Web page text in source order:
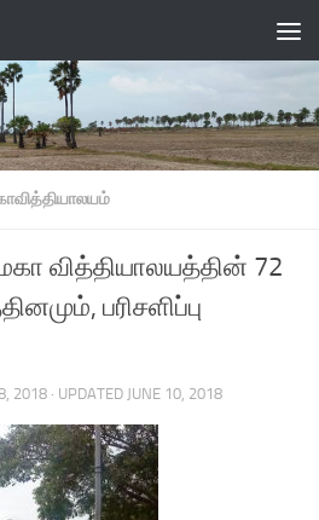
வித்தியாலயத்தின் 72
பரிசளிப்பு
2018 · UPDATED JUNE 10, 2018